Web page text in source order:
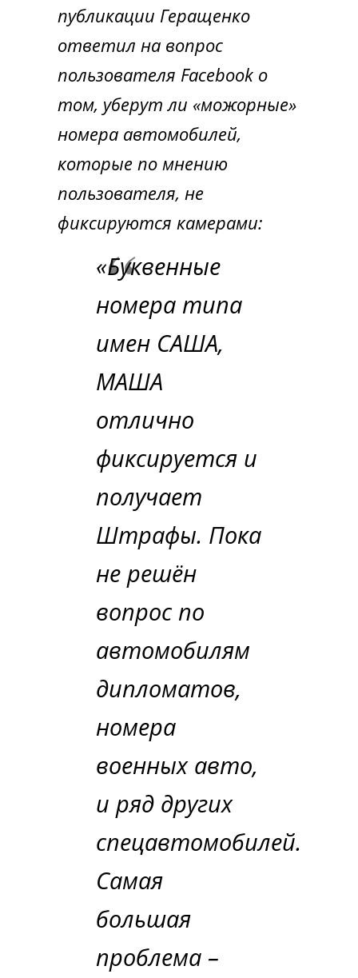
публикации Геращенко
ответил на вопрос
пользователя Facebook о
том, уберут ли «можорные»
номера автомобилей,
которые по мнению
пользователя, не
фиксируются камерами:
«Буквенные
номера типа
имен САША,
МАША
отлично
фиксируется и
получает
Штрафы. Пока
не решён
вопрос по
автомобилям
дипломатов,
номера
военных авто,
и ряд других
спецавтомобилей.
Самая
большая
проблема –